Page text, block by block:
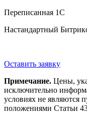
Переписанная 1С
Настандартный
Оставить заявку
Примечание. Цены,
исключительно
условиях не являются
положениями Статьи